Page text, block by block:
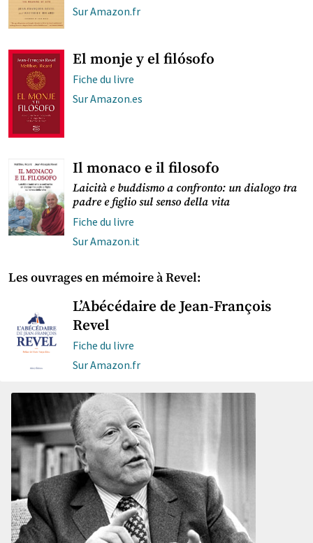
Sur Amazon.fr
El monje y el filósofo
Fiche du livre
Sur Amazon.es
Il monaco e il filosofo
Laicità e buddismo a confronto: un dialogo tra
padre e figlio sul senso della vita
Fiche du livre
Sur Amazon.it
Les ouvrages en mémoire à Revel:
L’Abécédaire de Jean-François
Revel
Fiche du livre
Sur Amazon.fr